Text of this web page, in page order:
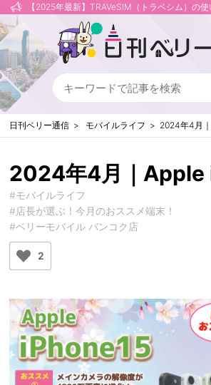
【2025年最新】TRAVeSIM（トラベシム）の
日刊ベリー通信 モバイルライフ 2024年4月
2024年4月｜Apple
#モバイルライフ
#店長が選ぶ！今月のおススメ端末！
#ベリーモバイル バンコク店
2